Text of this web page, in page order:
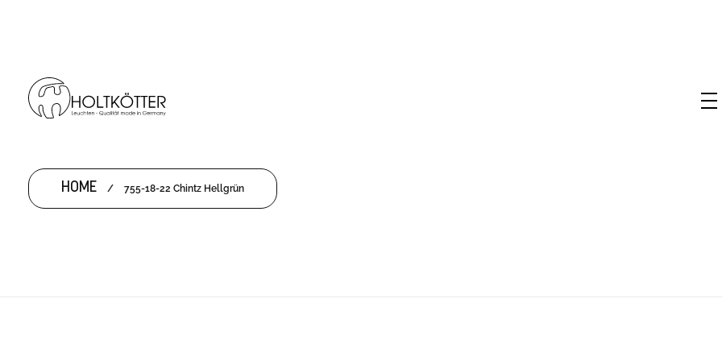
HOME / 755-18-22 Chintz Hellgrün